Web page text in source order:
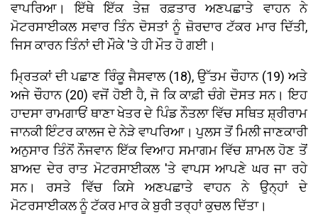
ਵਾਪਰਿਆ। ਇੱਥੇ ਇੱਕ ਤੇਜ਼ ਰਫ਼ਤਾਰ ਅਣਪਛਾਤੇ ਵਾਹਨ ਨੇ
ਮੋਟਰਸਾਈਕਲ ਸਵਾਰ ਤਿੰਨ ਦੋਸਤਾਂ ਨੂੰ ਜ਼ੋਰਦਾਰ ਟੱਕਰ ਮਾਰ ਦਿੱਤੀ,
ਜਿਸ ਕਾਰਨ ਤਿੰਨਾਂ ਦੀ ਮੌਕੇ 'ਤੇ ਹੀ ਮੌਤ ਹੋ ਗਈ।
ਮ੍ਰਿਤਕਾਂ ਦੀ ਪਛਾਣ ਰਿੰਕੂ ਜੈਸਵਾਲ (18), ਉੱਤਮ ਚੌਹਾਨ (19) ਅਤੇ
ਅਜੇ ਚੌਹਾਨ (20) ਵਜੋਂ ਹੋਈ ਹੈ, ਜੋ ਕਿ ਕਾਫ਼ੀ ਚੰਗੇ ਦੋਸਤ ਸਨ। ਇਹ
ਹਾਦਸਾ ਰਾਮਗਾਓਂ ਥਾਣਾ ਖੇਤਰ ਦੇ ਪਿੰਡ ਨੌਤਲਾ ਵਿੱਚ ਸਥਿਤ ਸ਼੍ਰੀਰਾਮ
ਜਾਨਕੀ ਇੰਟਰ ਕਾਲਜ ਦੇ ਨੇੜੇ ਵਾਪਰਿਆ। ਪੁਲਸ ਤੋਂ ਮਿਲੀ ਜਾਣਕਾਰੀ
ਅਨੁਸਾਰ ਤਿੰਨੋਂ ਨੌਜਵਾਨ ਇੱਕ ਵਿਆਹ ਸਮਾਗਮ ਵਿੱਚ ਸ਼ਾਮਲ ਹੋਣ ਤੋਂ
ਬਾਅਦ ਦੇਰ ਰਾਤ ਮੋਟਰਸਾਈਕਲ 'ਤੇ ਵਾਪਸ ਆਪਣੇ ਘਰ ਜਾ ਰਹੇ
ਸਨ। ਰਸਤੇ ਵਿੱਚ ਕਿਸੇ ਅਣਪਛਾਤੇ ਵਾਹਨ ਨੇ ਉਨ੍ਹਾਂ ਦੇ
ਮੋਟਰਸਾਈਕਲ ਨੂੰ ਟੱਕਰ ਮਾਰ ਕੇ ਬੁਰੀ ਤਰ੍ਹਾਂ ਕੁਚਲ ਦਿੱਤਾ।